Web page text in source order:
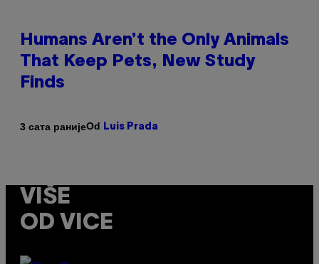
Humans Aren’t the Only Animals
That Keep Pets, New Study
Finds
3 сата ранијеOd Luis Prada
VIŠE
OD VICE